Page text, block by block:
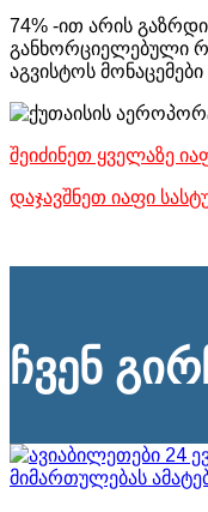
74% -ით არის
განხორციელებული
აგვისტოს
შეიძინეთ ყველაზე
დაჯავშნეთ იაფი
ჩვენ